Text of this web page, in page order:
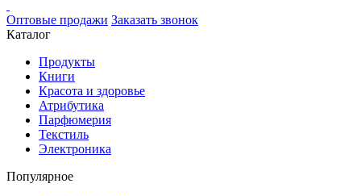
Оптовые продажи Заказать звонок
Каталог
Продукты
Книги
Красота и здоровье
Атрибутика
Парфюмерия
Текстиль
Электроника
Популярное